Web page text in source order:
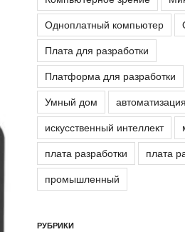
Одноплатный компьютер
Плата для разработки
Платформа для разработки
Умный дом
автоматизация
искусственный интеллект
плата разработки
плата
промышленный
РУБРИКИ